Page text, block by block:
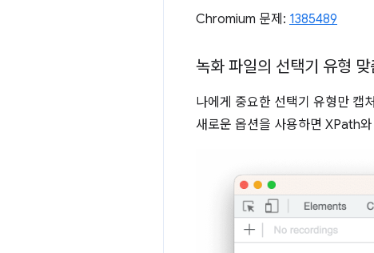
Chromium 문제: 1385489
녹화 파일의 선택기 유형 맞
나에게 중요한 선택기 유형만 캡
새로운 옵션을 사용하면 XPath